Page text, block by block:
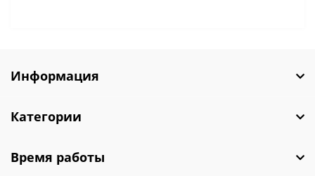
Информация
Категории
Время работы